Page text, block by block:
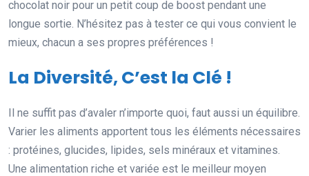
chocolat noir pour un petit coup de boost pendant une
longue sortie. N’hésitez pas à tester ce qui vous convient le
mieux, chacun a ses propres préférences !
La Diversité, C’est la Clé !
Il ne suffit pas d’avaler n’importe quoi, faut aussi un équilibre.
Varier les aliments apportent tous les éléments nécessaires
: protéines, glucides, lipides, sels minéraux et vitamines.
Une alimentation riche et variée est le meilleur moyen